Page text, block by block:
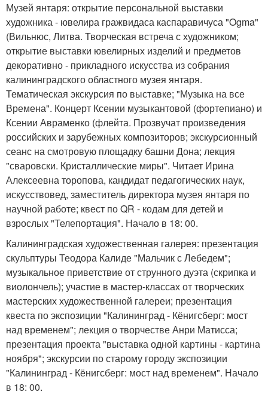
Музей янтаря: открытие персональной выставки
художника - ювелира гражвидаса каспаравичуса "Ogma"
(Вильнюс, Литва. Творческая встреча с художником;
открытие выставки ювелирных изделий и предметов
декоративно - прикладного искусства из собрания
калининградского областного музея янтаря.
Тематическая экскурсия по выставке; "Музыка на все
Времена". Концерт Ксении музыкантовой (фортепиано) и
Ксении Авраменко (флейта. Прозвучат произведения
российских и зарубежных композиторов; экскурсионный
сеанс на смотровую площадку башни Дона; лекция
"сваровски. Кристаллические миры". Читает Ирина
Алексеевна торопова, кандидат педагогических наук,
искусствовед, заместитель директора музея янтаря по
научной работе; квест по QR - кодам для детей и
взрослых "Телепортация". Начало в 18: 00.
Калининградская художественная галерея: презентация
скульптуры Теодора Калиде "Мальчик с Лебедем";
музыкальное приветствие от струнного дуэта (скрипка и
виолончель); участие в мастер-классах от творческих
мастерских художественной галереи; презентация
квеста по экспозиции "Калининград - Кёнигсберг: мост
над временем"; лекция о творчестве Анри Матисса;
презентация проекта "выставка одной картины - картина
ноября"; экскурсии по старому городу экспозиции
"Калининград - Кёнигсберг: мост над временем". Начало
в 18: 00.